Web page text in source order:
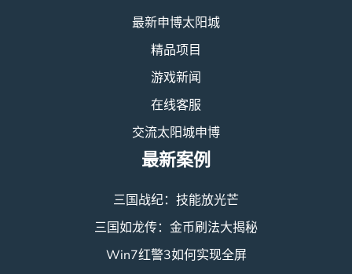
最新申博太阳城
精品项目
游戏新闻
在线客服
交流太阳城申博
最新案例
三国战纪：技能放光芒
三国如龙传：金币刷法大揭秘
Win7红警3如何实现全屏